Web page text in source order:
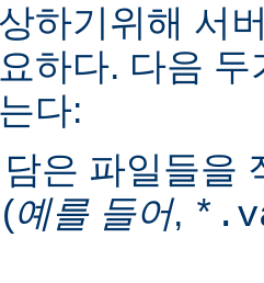
하기위해 서
하다. 다음
다:
은 파일들을
예를 들어,